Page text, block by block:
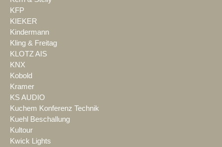
KFP
KIEKER
Kindermann
Kling & Freitag
KLOTZ AIS
KNX
Kobold
Kramer
KS AUDIO
Kuchem Konferenz Technik
Kuehl Beschallung
Kultour
Kwick Lights